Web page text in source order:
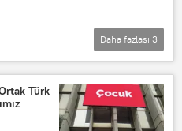
Daha fazlası 3
Türk